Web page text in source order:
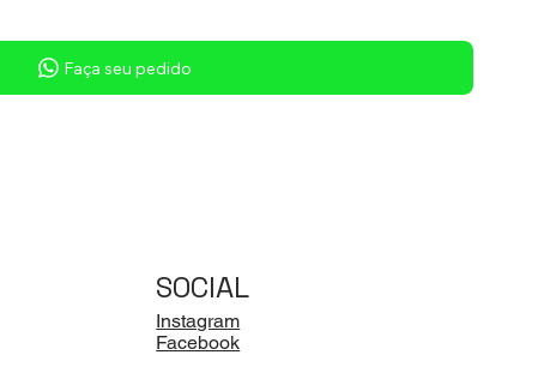
Faça seu pedido
SOCIAL
Instagram
Facebook